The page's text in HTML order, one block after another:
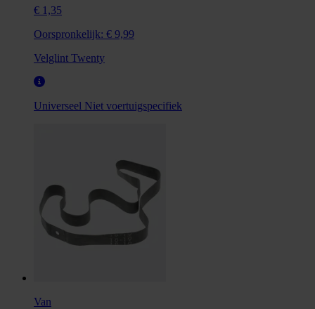
€ 1,35
Oorspronkelijk: € 9,99
Velglint Twenty
Universeel Niet voertuigspecifiek
Van